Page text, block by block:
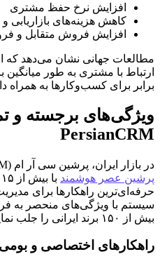
افزایش نرخ حفظ مشتری
کاهش هزینه‌های بازاریابی
افزایش فروش متقابل و
مطالعات جهانی نشان می‌دهد که
برابر برای کسب‌وکارها به همراه
ویژگی‌های برجسته و
PersianCRM
در بازار ایران، پرشین سی آر ام (PersianCRM)، محصول
پرشین عصر هوشمند
حرفه‌ای‌ترین راهکارها برای
سیستم با ویژگی‌های منحصر به
بیش از ۱۵۰ برند ایرانی را جلب نماید.
راهکارهای اختصاصی و بومی